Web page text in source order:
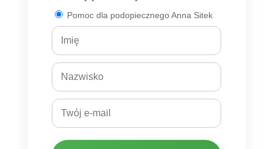
Pomoc dla podopiecznego Anna Sitek